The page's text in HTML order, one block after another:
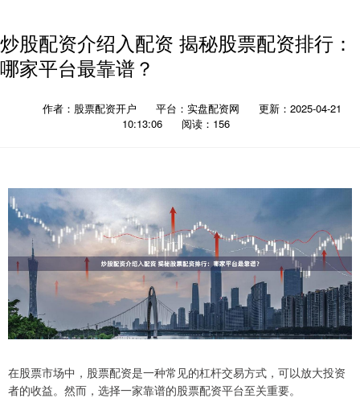
炒股配资介绍入配资 揭秘股票配资排行：
哪家平台最靠谱？
作者：股票配资开户 平台：实盘配资网
更新：2025-04-21
10:13:06
阅读：156
在股票市场中，股票配资是一种常见的杠杆交易方式，可以放大投资
者的收益。然而，选择一家靠谱的股票配资平台至关重要。